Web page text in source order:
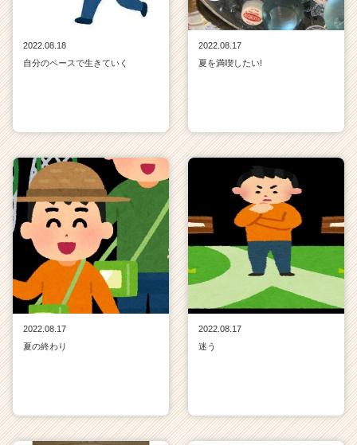
2022.08.18
自分のペースで生きていく
2022.08.17
夏を満喫したい!
2022.08.17
夏の終わり
2022.08.17
迷う